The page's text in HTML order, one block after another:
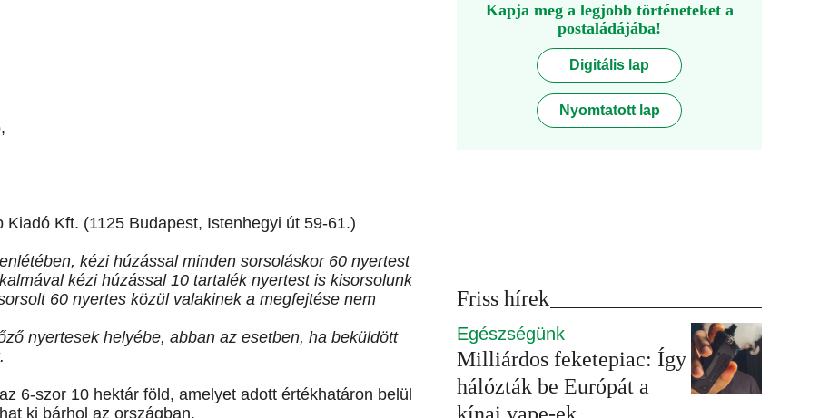
Kft. (1125 Budapest, Istenhegyi út 59-61.)
kézi húzással minden sorsoláskor 60 nyertest
kézi húzással 10 tartalék nyertest is kisorsolunk
60 nyertes közül valakinek a megfejtése nem
nyertesek helyébe, abban az esetben, ha beküldött
6-szor 10 hektár föld, amelyet adott értékhatáron belül
ki bárhol az országban.
Kapja meg a legjobb történeteket a
postaládájába!
Digitális lap
Nyomtatott lap
Friss hírek
Egészségünk
Milliárdos feketepiac: Így
hálózták be Európát a